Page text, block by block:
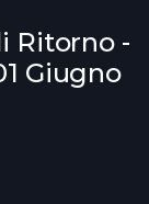
Ritorno -
Giugno